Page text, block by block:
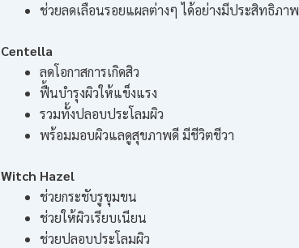
ช่วยลดเลือนรอยแผลต่างๆ ได้อย่างมีประสิทธิภาพ
Centella
ลดโอกาสการเกิดสิว
ฟื้นบำรุงผิวให้แข็งแรง
รวมทั้งปลอบประโลมผิว
พร้อมมอบผิวแลดูสุขภาพดี มีชีวิตชีวา
Witch Hazel
ช่วยกระชับรูขุมขน
ช่วยให้ผิวเรียบเนียน
ช่วยปลอบประโลมผิว